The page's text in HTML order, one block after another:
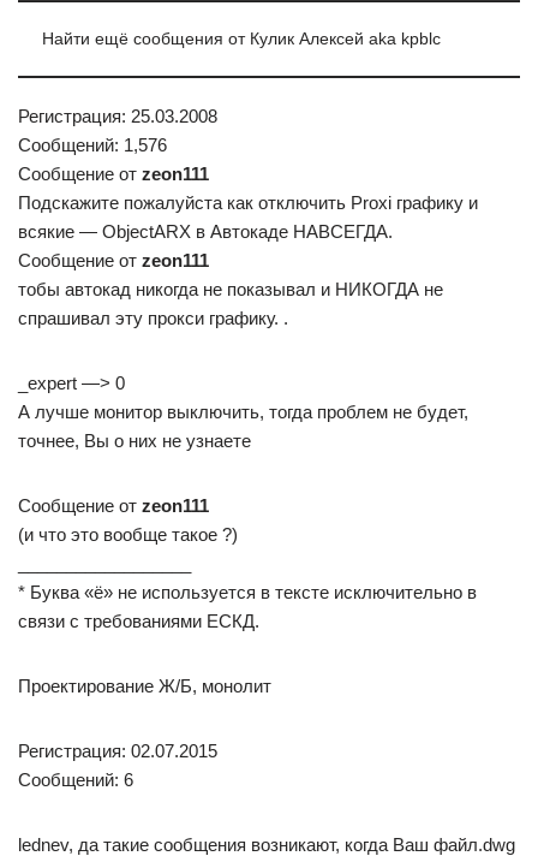
Найти ещё сообщения от Кулик Алексей aka kpblc
Регистрация: 25.03.2008
Сообщений: 1,576
Сообщение от zeon111
Подскажите пожалуйста как отключить Proxi графику и
всякие — ObjectARX в Автокаде НАВСЕГДА.
Сообщение от zeon111
тобы автокад никогда не показывал и НИКОГДА не
спрашивал эту прокси графику. .
_expert —> 0
А лучше монитор выключить, тогда проблем не будет,
точнее, Вы о них не узнаете
Сообщение от zeon111
(и что это вообще такое ?)
* Буква «ё» не используется в тексте исключительно в
связи с требованиями ЕСКД.
Проектирование Ж/Б, монолит
Регистрация: 02.07.2015
Сообщений: 6
lednev, да такие сообщения возникают, когда Ваш файл.dwg